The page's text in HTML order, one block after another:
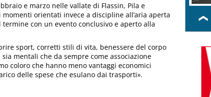
e marzo nelle vallate di Flassin, Pila e
orientati invece a discipline all’aria aperta
con un evento conclusivo e aperto alla
sport, corretti stili di vita, benessere del corpo
mentali che da sempre come associazione
coloro che hanno meno vantaggi economici
delle spese che esulano dai trasporti».
❮